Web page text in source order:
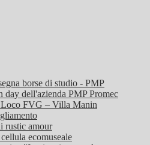
borse di studio - PMP
day dell'azienda PMP Promec
Loco FVG – Villa Manin
rustic amour
ecomuseale